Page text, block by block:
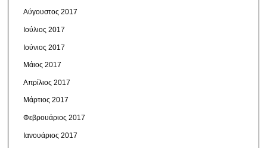
Αύγουστος 2017
Ιούλιος 2017
Ιούνιος 2017
Μάιος 2017
Απρίλιος 2017
Μάρτιος 2017
Φεβρουάριος 2017
Ιανουάριος 2017